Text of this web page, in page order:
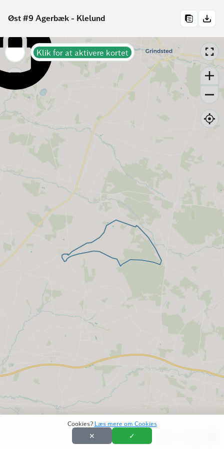
Øst #9 Agerbæk - Klelund
Klik for at aktivere kortet
Cookies? Læs mere om Cookies
✕ ✓